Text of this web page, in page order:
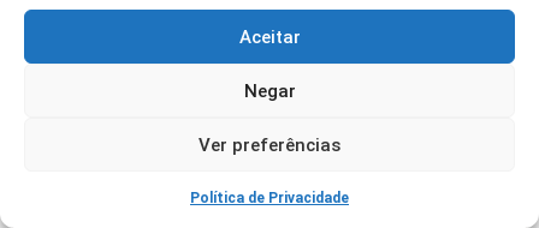
Aceitar
Negar
Ver preferências
Política de Privacidade